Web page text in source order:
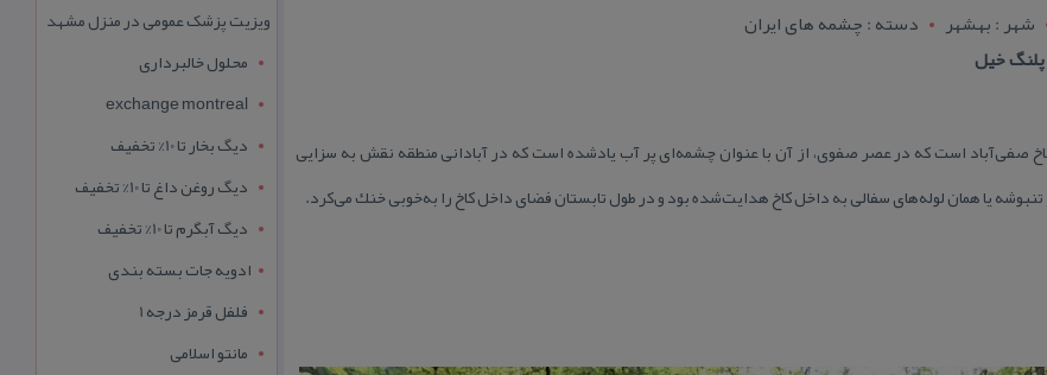
شهر : بهشهر
دسته : چشمه های ایران
خیل
است كه در عصر صفوی، از آن با عنوان چشمه‌ای پر آب یادشده است كه در آبادانی منطقه نقش به سزایی
یا همان لوله‌های سفالی به داخل كاخ هدایت‌شده بود و در طول تابستان فضای داخل كاخ را به‌خوبی خنك می‌كرد.
ویزیت پزشک عمومی در منزل مشهد
محلول خالبرداری
exchange montreal
دیگ بخار تا 10% تخفیف
دیگ روغن داغ تا 10% تخفیف
دیگ آبگرم تا 10% تخفیف
ادویه جات بسته بندی
فلفل قرمز درجه 1
مانتو اسلامی